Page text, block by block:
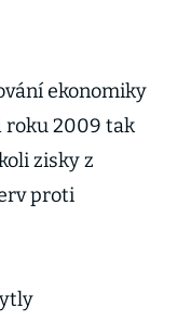
ekonomiky
roku 2009 tak
zisky z
proti